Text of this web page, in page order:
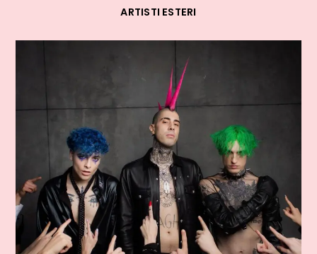
ARTISTI ESTERI